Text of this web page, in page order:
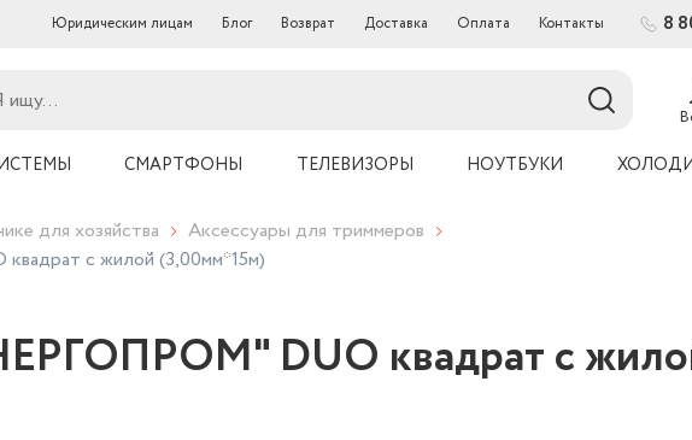
Юридическим лицам Блог Возврат Доставка Оплата Контакты 8
СМАРТФОНЫ ТЕЛЕВИЗОРЫ НОУТБУКИ
для хозяйства
Аксессуары для триммеров
с жилой (3,00мм*15м)
DUO квадрат с